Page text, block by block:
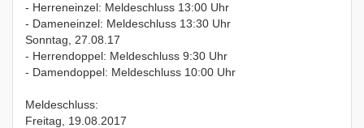
- Herreneinzel: Meldeschluss 13:00 Uhr
- Dameneinzel: Meldeschluss 13:30 Uhr
Sonntag, 27.08.17
- Herrendoppel: Meldeschluss 9:30 Uhr
- Damendoppel: Meldeschluss 10:00 Uhr
Meldeschluss:
Freitag, 19.08.2017